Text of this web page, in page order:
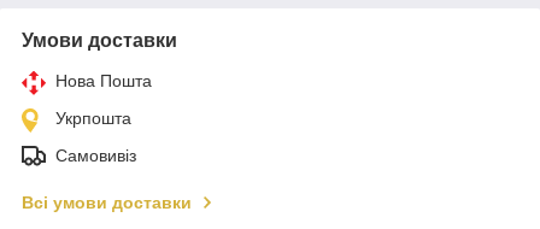
Умови доставки
Нова Пошта
Укрпошта
Самовивіз
Всі умови доставки